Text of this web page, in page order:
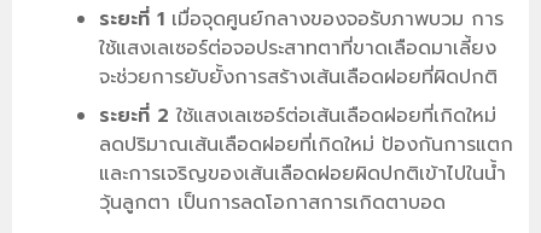
ระยะที่ 1เมื่อจุดศูนย์กลางของจอรับภาพบวม การ
ใช้แสงเลเซอร์ต่อจอประสาทตาที่ขาดเลือดมาเลี้ยง
จะช่วยการยับยั้งการสร้างเส้นเลือดฝอยที่ผิดปกติ
ระยะที่ 2 ใช้แสงเลเซอร์ต่อเส้นเลือดฝอยที่เกิดใหม่
ลดปริมาณเส้นเลือดฝอยที่เกิดใหม่ ป้องกันการแตก
และการเจริญของเส้นเลือดฝอยผิดปกติเข้าไปในน้ำ
วุ้นลูกตา เป็นการลดโอกาสการเกิดตาบอด